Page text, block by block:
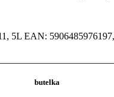
5L EAN:
butelka